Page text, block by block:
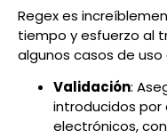
Regex es
tiempo y esfuerzo al
algunos casos de uso
Validación:
introducidos por
electrónicos,